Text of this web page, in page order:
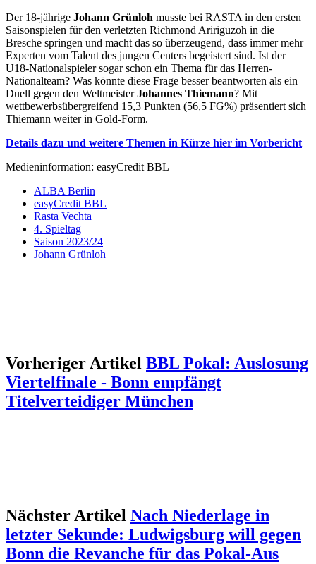
Der 18-jährige Johann Grünloh musste bei RASTA in den ersten
Saisonspielen für den verletzten Richmond Aririguzoh in die
Bresche springen und macht das so überzeugend, dass immer mehr
Experten vom Talent des jungen Centers begeistert sind. Ist der
U18-Nationalspieler sogar schon ein Thema für das Herren-
Nationalteam? Was könnte diese Frage besser beantworten als ein
Duell gegen den WeltmeisterJohannes Thiemann? Mit
wettbewerbsübergreifend 15,3 Punkten (56,5 FG%) präsentiert sich
Thiemann weiter in Gold-Form.
Details dazu und weitere Themen in Kürze hier im Vorbericht
Medieninformation: easyCredit BBL
ALBA Berlin
easyCredit BBL
Rasta Vechta
4. Spieltag
Saison 2023/24
Johann Grünloh
Vorheriger Artikel BBL Pokal: Auslosung
Viertelfinale - Bonn empfängt
Titelverteidiger München
Nächster Artikel Nach Niederlage in
letzter Sekunde: Ludwigsburg will gegen
Bonn die Revanche für das Pokal-Aus